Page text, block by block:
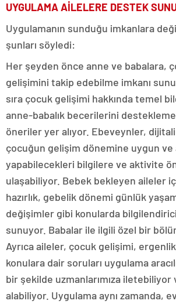
UYGULAMA AİLELERE DESTEK
Uygulamanın sunduğu imkanlara
şunları söyledi:
Her şeyden önce anne ve babalara,
gelişimini takip edebilme imkanı
sıra çocuk gelişimi hakkında temel
anne-babalık becerilerini
öneriler yer alıyor. Ebeveynler,
çocuğun gelişim dönemine uygun ve
yapabilecekleri bilgilere ve aktivite
ulaşabiliyor. Bebek bekleyen aileler
hazırlık, gebelik dönemi günlük
değişimler gibi konularda
sunuyor. Babalar ile ilgili özel bir
Ayrıca aileler, çocuk gelişimi,
konulara dair soruları uygulama
bir şekilde uzmanlarımıza iletebiliyor
alabiliyor. Uygulama aynı zamanda,